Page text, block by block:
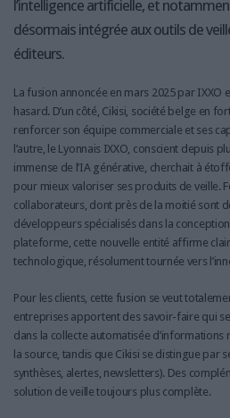
l’intelligence artificielle, et
désormais intégrée aux outils de
éditeurs.
La fusion annoncée en mars 2025 par IXXO
hasard. D’un côté, Cikisi, société belge en
renforcer son équipe commerciale et ses
l’autre, le Lyonnais IXXO, conscient depuis
immense de l’IA générative, cherchait à
pour mieux valoriser ses produits de veille.
collaborateurs, dont près de la moitié sont
développeurs spécialisés dans la
plateforme, cette nouvelle entité affirme
technologique, résolument tournée vers
Pour les clients, cette fusion se veut
entreprises apportent des savoir-faire qui
dans la collecte automatisée d’informations
la source, tandis que Cikisi se distingue par
synthèses, alertes, newsletters). Des
solution de veille toujours plus complète.